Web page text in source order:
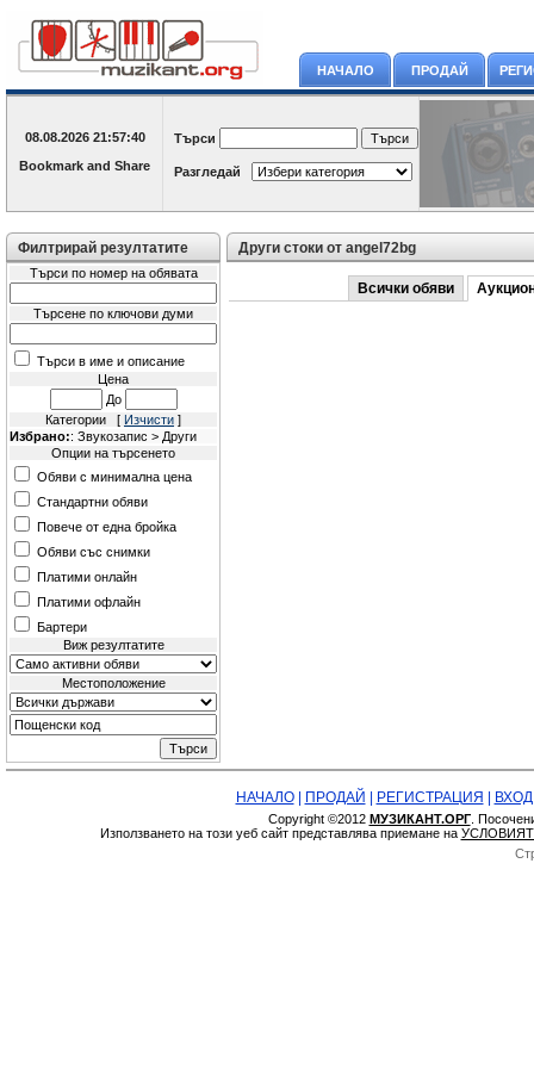
НАЧАЛО ПРОДАЙ
08.08.2026 21:57:40 Търси
Разгледай
Филтрирай резултатите
Търси по номер на обявата
Търсене по ключови думи
Търси в име и описание
Цена
До
Категории [ Изчисти ]
Избрано:: Звукозапис > Други
Опции на търсенето
Обяви с минимална цена
Стандартни обяви
Повече от една бройка
Обяви със снимки
Платими онлайн
Платими офлайн
Бартери
Виж резултатите
Местоположение
Други стоки от angel72bg
Всички обяви
НАЧАЛО| ПРОДАЙ РЕГИСТРАЦИЯ ВХОД
Copyright ©2012 МУЗИКАНТ.ОРГ.
Използването на този уеб сайт представлява приемане на